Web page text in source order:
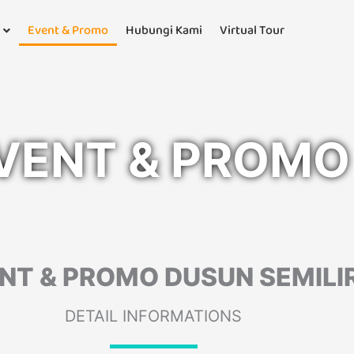
Event & Promo Hubungi Kami Virtual Tour
& PROMO
& PROMO DUSUN
DETAIL INFORMATIONS